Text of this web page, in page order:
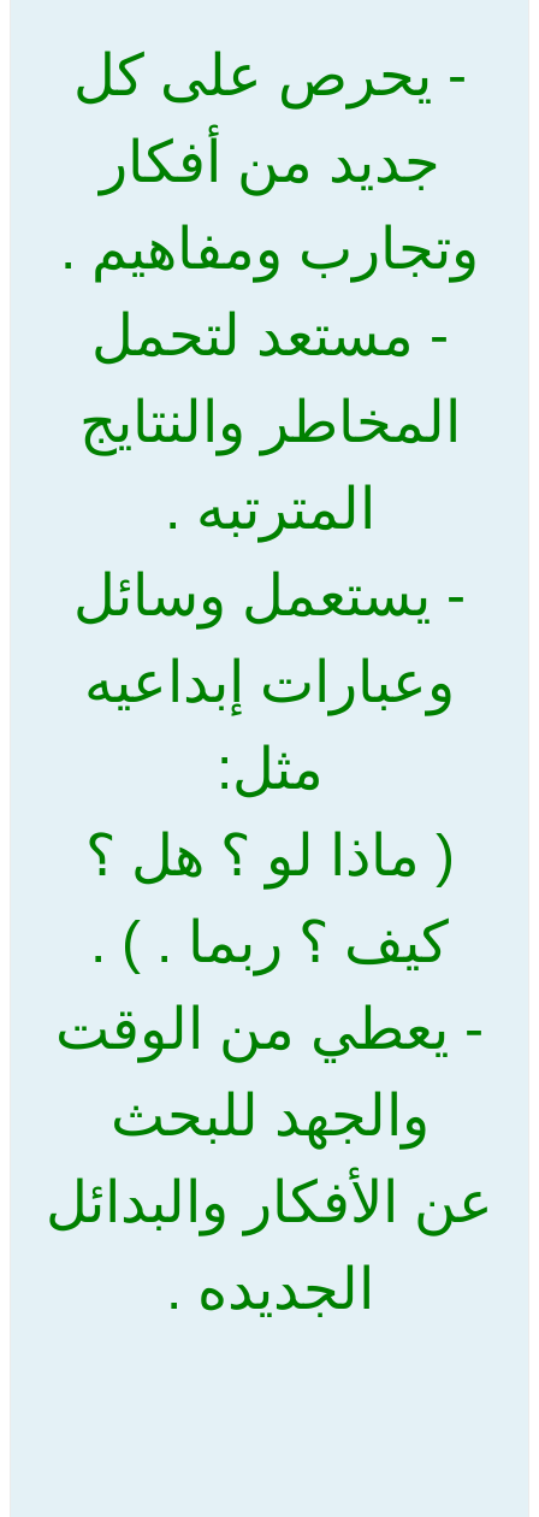
- يحرص على كل
جديد من أفكار
وتجارب ومفاهيم .
- مستعد لتحمل
المخاطر والنتايج
المترتبه .
- يستعمل وسائل
وعبارات إبداعيه
مثل:
( ماذا لو ؟ هل ؟
كيف ؟ ربما . ) .
- يعطي من الوقت
والجهد للبحث
عن الأفكار والبدائل
الجديده .